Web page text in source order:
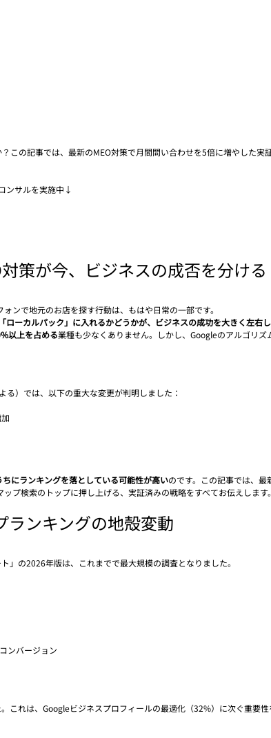
この記事では、最新のMEO対策で月間問い合わせを5倍に増やした実
ンサルを実施中↓
策が今、ビジネスの成否を分ける
ンで地元のお店を探す行動は、もはや日常の一部です。
ローカルパック」に入れるかどうかが、ビジネスの成功を大きく左右し
以上を占める業種も少なくありません。しかし、Googleのアルゴリズ
）では、以下の重大な変更が判明しました：
ちにランキングを落としている可能性が高いのです。この記事では、最
プ検索のトップに押し上げる、実証済みの戦略をすべてお伝えします
ンキングの地殻変動
」の2026年版は、これまでで最大規模の調査となりました。
ンバージョン
。これは、Googleビジネスプロフィールの最適化（32%）に次ぐ重要性